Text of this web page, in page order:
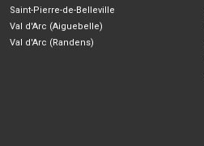
Saint-Pierre-de-Belleville
Val d'Arc (Aiguebelle)
Val d'Arc (Randens)